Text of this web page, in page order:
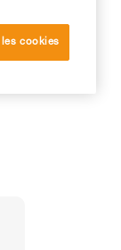
cookies